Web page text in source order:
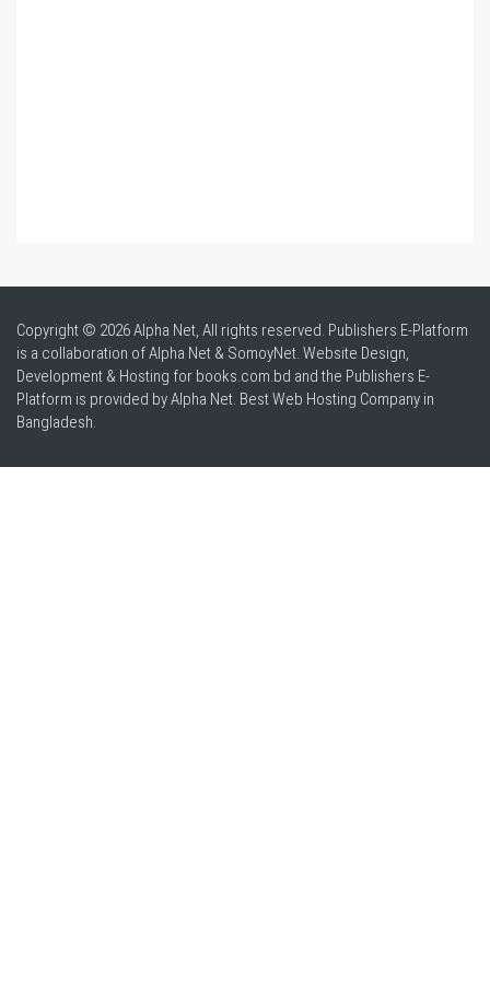
Copyright © 2026 Alpha Net, All rights reserved. Publishers E-Platform
is a collaboration of Alpha Net & SomoyNet. Website Design,
Development & Hosting for books.com.bd and the Publishers E-
Platform is provided by Alpha Net. BestWeb Hosting Company in
Bangladesh.